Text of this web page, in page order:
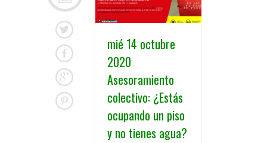
mié 14 octubre
2020
Asesoramiento
colectivo: ¿Estás
ocupando un piso
y no tienes agua?